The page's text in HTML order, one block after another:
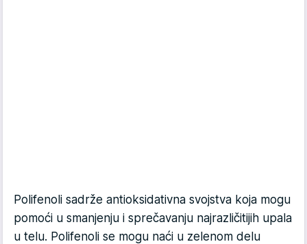
Polifenoli sadrže antioksidativna svojstva koja mogu
pomoći u smanjenju i sprečavanju najrazličitijih upala
u telu. Polifenoli se mogu naći u zelenom delu